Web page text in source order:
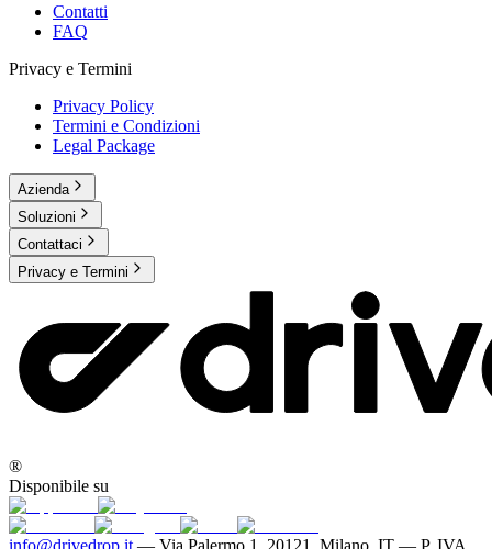
Contatti
FAQ
Privacy e Termini
Privacy Policy
Termini e Condizioni
Legal Package
Azienda
Soluzioni
Contattaci
Privacy e Termini
®
Disponibile su
info@drivedrop.it — Via Palermo 1, 20121, Milano, IT — P. IVA